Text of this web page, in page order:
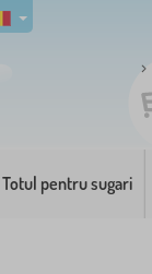
Totul pentru sugari